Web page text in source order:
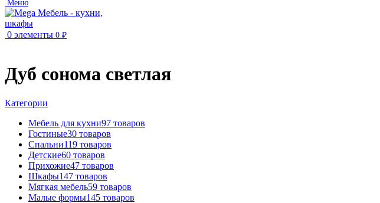
Меню
0 элементы 0 ₽
Дуб сонома светлая
Категории
Мебель для кухни97 товаров
Гостиные30 товаров
Спальни119 товаров
Детские60 товаров
Прихожие47 товаров
Шкафы147 товаров
Мягкая мебель59 товаров
Малые формы145 товаров